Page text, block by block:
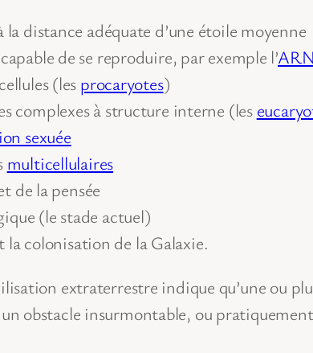
la distance adéquate d’une étoile moyenne
de se reproduire, par exemple l’ARN
(les procaryotes)
complexes à structure interne (les
sexuée
multicellulaires
de la pensée
(le stade actuel)
la colonisation de la Galaxie.
extraterrestre indique qu’une ou
obstacle insurmontable, ou